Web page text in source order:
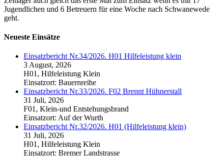
Jugendlichen und 6 Betreuern für eine Woche nach Schwanewede
geht.
Neueste Einsätze
Einsatzbericht Nr.34/2026. H01 Hilfeleistung klein
3 August, 2026
H01, Hilfeleistung Klein
Einsatzort: Bauernreihe
Einsatzbericht Nr.33/2026. F02 Brennt Hühnerstall
31 Juli, 2026
F01, Klein-und Entstehungsbrand
Einsatzort: Auf der Wurth
Einsatzbericht Nr.32/2026. H01 (Hilfeleistung klein)
31 Juli, 2026
H01, Hilfeleistung Klein
Einsatzort: Bremer Landstrasse